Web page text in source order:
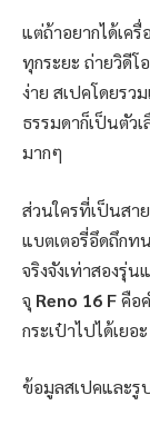
แต่ถ้าอยากได้เค
ทุกระยะ ถ่ายวิดี
ง่าย สเปคโดยรว
ธรรมดาก็เป็นตัว
มากๆ
ส่วนใครที่เป็นสา
แบตเตอรี่อึดถึกท
จริงจังเท่าสองรุ่
จุ Reno 16 Fคือ
กระเป๋าไปได้เยอะ
ข้อมูลสเปคและรู